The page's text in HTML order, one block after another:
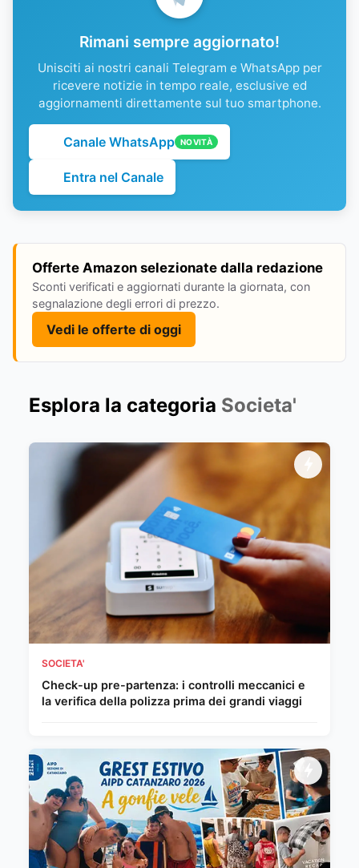
Rimani sempre aggiornato!
Unisciti ai nostri canali Telegram e WhatsApp per
ricevere notizie in tempo reale, esclusive ed
aggiornamenti direttamente sul tuo smartphone.
Canale WhatsApp NOVITÀ
Entra nel Canale
Offerte Amazon selezionate dalla redazione
Sconti verificati e aggiornati durante la giornata, con
segnalazione degli errori di prezzo.
Vedi le offerte di oggi
Esplora la categoria Societa'
SOCIETA'
Check-up pre-partenza: i controlli meccanici e
la verifica della polizza prima dei grandi viaggi